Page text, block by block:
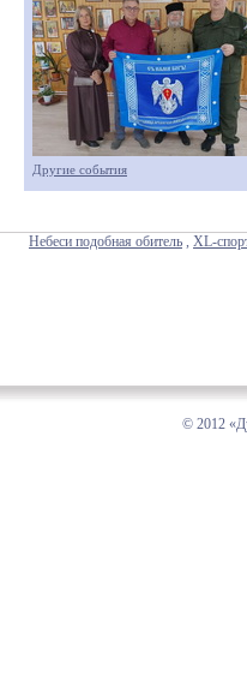
Другие события
Небеси подобная обитель , XL-
© 2012